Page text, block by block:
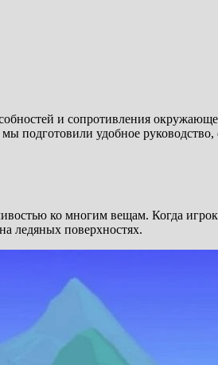
и сопротивления
подготовили удобное
ко многим вещам. Когда
ледяных поверхностях.